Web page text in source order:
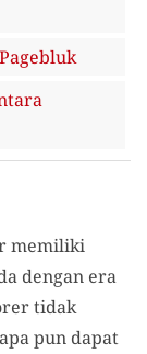
memiliki
dengan era
tidak
pun dapat